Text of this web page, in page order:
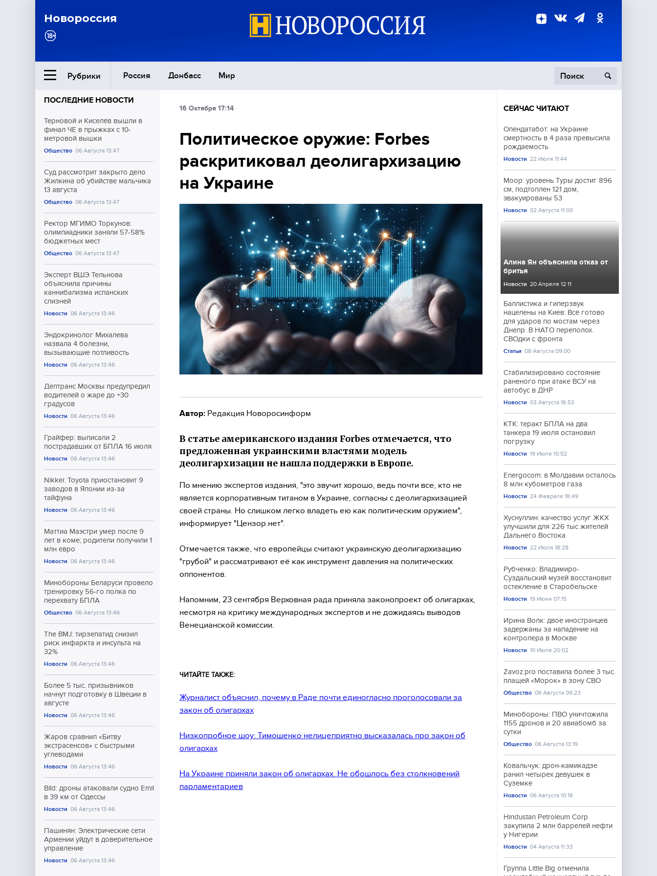
Новороссия
Рубрики Россия Донбасс Мир
Ближний Восток
Общество
Экономика
Происшествия
Культура
ПОСЛЕДНИЕ НОВОСТИ
Терновой и Киселёв вышли в
финал ЧЕ в прыжках с 10-
метровой вышки
Общество 06 Августа 13:47
Суд рассмотрит закрыто дело
Жилкина об убийстве мальчика
13 августа
Общество 06 Августа 13:47
Ректор МГИМО Торкунов:
олимпиадники заняли 57-58%
бюджетных мест
Общество 06 Августа 13:47
Эксперт ВШЭ Тельнова
объяснила причины
каннибализма испанских
слизней
Новости 06 Августа 13:46
Эндокринолог Михалева
назвала 4 болезни,
вызывающие потливость
Новости 06 Августа 13:46
Дептранс Москвы предупредил
водителей о жаре до +30
градусов
Новости 06 Августа 13:46
Грайфер: выписали 2
пострадавших от БПЛА 16 июля
Новости 06 Августа 13:46
Nikkei: Toyota приостановит 9
заводов в Японии из-за
тайфуна
Новости 06 Августа 13:46
Маттиа Маэстри умер после 9
лет в коме; родители получили 1
млн евро
Новости 06 Августа 13:46
Минобороны Беларуси провело
тренировку 56-го полка по
перехвату БПЛА
Общество 06 Августа 13:46
The BMJ: тирзепатид снизил
риск инфаркта и инсульта на
32%
Новости 06 Августа 13:46
Более 5 тыс. призывников
начнут подготовку в Швеции в
августе
Новости 06 Августа 13:46
Жаров сравнил «Битву
экстрасенсов» с быстрыми
углеводами
Новости 06 Августа 13:46
Bild: дроны атаковали судно Emil
в 39 км от Одессы
Новости 06 Августа 13:46
Пашинян: Электрические сети
Армении уйдут в доверительное
управление
Новости 06 Августа 13:46
16 Октября 17:14
Политическое оружие: Forbes
раскритиковал деолигархизацию
на Украине
Автор: Редакция Новоросинформ
В статье американского издания Forbes отмечается, что
предложенная украинскими властями модель
деолигархизации не нашла поддержки в Европе.
По мнению экспертов издания, "это звучит хорошо, ведь почти все, кто не
является корпоративным титаном в Украине, согласны с деолигархизацией
своей страны. Но слишком легко владеть ею как политическим оружием",
информирует "Цензор.нет".
Отмечается также, что европейцы считают украинскую деолигархизацию
"грубой" и рассматривают её как инструмент давления на политических
оппонентов.
Напомним, 23 сентября Верховная рада приняла законопроект об олигархах,
несмотря на критику международных экспертов и не дожидаясь выводов
Венецианской комиссии.
ЧИТАЙТЕ ТАКЖЕ:
Журналист объяснил, почему в Раде почти единогласно проголосовали за
закон об олигархах
Низкопробное шоу: Тимошенко нелицеприятно высказалась про закон об
олигархах
На Украине приняли закон об олигархах. Не обошлось без столкновений
парламентариев
СЕЙЧАС ЧИТАЮТ
Опендатабот: на Украине
смертность в 4 раза превысила
рождаемость
Новости 22 Июля 11:44
Моор: уровень Туры достиг 896
см, подтоплен 121 дом,
эвакуированы 53
Новости 02 Августа 11:00
Алина Ян объяснила отказ от
бритья
Новости 20 Апреля 12:11
Баллистика и гиперзвук
нацелены на Киев: Всё готово
для ударов по мостам через
Днепр. В НАТО переполох.
СВОдки с фронта
Статьи 08 Августа 09:00
Стабилизировано состояние
раненого при атаке ВСУ на
автобус в ДНР
Новости 03 Августа 16:53
КТК: теракт БПЛА на два
танкера 19 июля остановил
погрузку
Новости 19 Июля 10:52
Energocom: в Молдавии осталось
8 млн кубометров газа
Новости 24 Февраля 18:49
Хуснуллин: качество услуг ЖКХ
улучшили для 226 тыс жителей
Дальнего Востока
Новости 22 Июля 18:28
Рубченко: Владимиро-
Суздальский музей восстановит
остекление в Старобельске
Новости 19 Июня 07:15
Ирина Волк: двое иностранцев
задержаны за нападение на
контролера в Москве
Новости 10 Июля 20:02
Zavoz.pro поставила более 3 тыс.
плащей «Морок» в зону СВО
Общество 06 Августа 09:23
Минобороны: ПВО уничтожила
1155 дронов и 20 авиабомб за
сутки
Общество 06 Августа 13:19
Ковальчук: дрон-камикадзе
ранил четырех девушек в
Суземке
Новости 06 Августа 10:18
Hindustan Petroleum Corp
закупила 2 млн баррелей нефти
у Нигерии
Новости 04 Августа 11:33
Группа Little Big отменила